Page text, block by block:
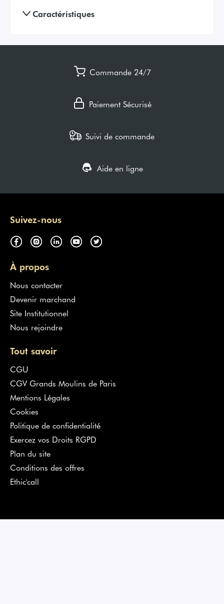
Caractéristiques
Commande 24/7
Paiement Sécurisé
Suivi de commande
Aide en ligne
Suivez-nous
À propos
Nous contacter
Devenir marchand
Site Institutionnel
Nous rejoindre
Tout savoir
CGU
CGV Grands Moulins de Paris
Mentions Légales
Cookies
Politique de confidentialité
Exercez vos Droits RGPD
Plan du site
Conditions des offres
Ethic'call